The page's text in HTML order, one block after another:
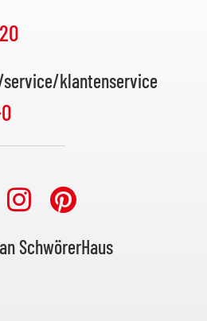
klantenservice
SchwörerHaus